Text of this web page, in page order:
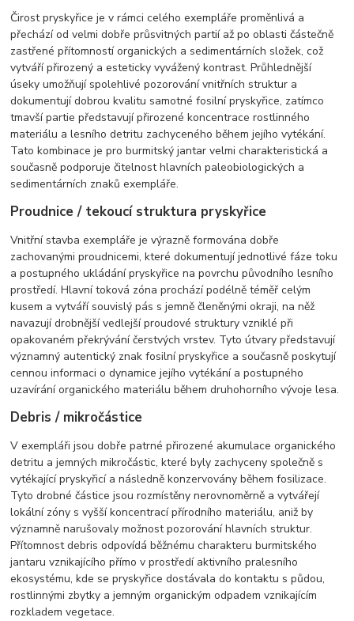
Čirost pryskyřice je v rámci celého exempláře proměnlivá a
přechází od velmi dobře průsvitných partií až po oblasti částečně
zastřené přítomností organických a sedimentárních složek, což
vytváří přirozený a esteticky vyvážený kontrast. Průhlednější
úseky umožňují spolehlivé pozorování vnitřních struktur a
dokumentují dobrou kvalitu samotné fosilní pryskyřice, zatímco
tmavší partie představují přirozené koncentrace rostlinného
materiálu a lesního detritu zachyceného během jejího vytékání.
Tato kombinace je pro burmitský jantar velmi charakteristická a
současně podporuje čitelnost hlavních paleobiologických a
sedimentárních znaků exempláře.
Proudnice / tekoucí struktura pryskyřice
Vnitřní stavba exempláře je výrazně formována dobře
zachovanými proudnicemi, které dokumentují jednotlivé fáze toku
a postupného ukládání pryskyřice na povrchu původního lesního
prostředí. Hlavní toková zóna prochází podélně téměř celým
kusem a vytváří souvislý pás s jemně členěnými okraji, na něž
navazují drobnější vedlejší proudové struktury vzniklé při
opakovaném překrývání čerstvých vrstev. Tyto útvary představují
významný autentický znak fosilní pryskyřice a současně poskytují
cennou informaci o dynamice jejího vytékání a postupného
uzavírání organického materiálu během druhohorního vývoje lesa.
Debris / mikročástice
V exempláři jsou dobře patrné přirozené akumulace organického
detritu a jemných mikročástic, které byly zachyceny společně s
vytékající pryskyřicí a následně konzervovány během fosilizace.
Tyto drobné částice jsou rozmístěny nerovnoměrně a vytvářejí
lokální zóny s vyšší koncentrací přírodního materiálu, aniž by
významně narušovaly možnost pozorování hlavních struktur.
Přítomnost debris odpovídá běžnému charakteru burmitského
jantaru vznikajícího přímo v prostředí aktivního pralesního
ekosystému, kde se pryskyřice dostávala do kontaktu s půdou,
rostlinnými zbytky a jemným organickým odpadem vznikajícím
rozkladem vegetace.